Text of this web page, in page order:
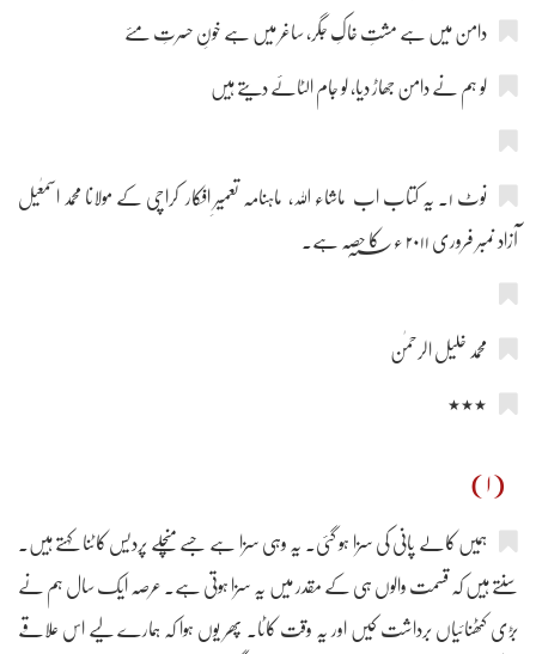
دامن میں ہے مشتِ خاکِ جگر، ساغر میں ہے خونِ حسرتِ مئے
لو ہم نے دامن جھاڑ دیا، لو جام الٹائے دیتے ہیں
نوٹ ۱۔ یہ کتاب اب ماشاء اللہ، ماہنامہ تعمیرِ افکار کراچی کے مولانا محمد اسمٰعیل
آزاد نمبر فروری ۲۰۱۱ ء؁ کا حصہ ہے۔
محمد خلیل الرحمٰن
٭٭٭
(۱)
ہمیں کالے پانی کی سزا ہو گئی۔ یہ وہی سزا ہے جسے منچلے پردیس کاٹنا کہتے ہیں۔
سنتے ہیں کہ قسمت والوں ہی کے مقدر میں یہ سزا ہوتی ہے۔ عرصہ ایک سال ہم نے
بڑی کٹھنائیاں برداشت کیں اور یہ وقت کاٹا۔ پھر یوں ہوا کہ ہمارے لیے اس علاقے